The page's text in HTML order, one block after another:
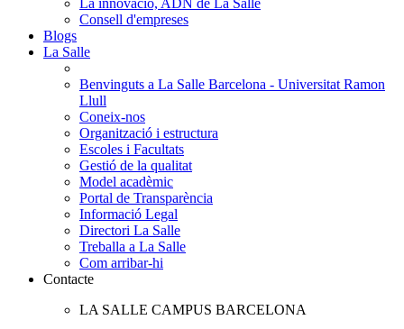
La innovació, ADN de La Salle
Consell d'empreses
Blogs
La Salle
Benvinguts a La Salle Barcelona - Universitat Ramon
Llull
Coneix-nos
Organització i estructura
Escoles i Facultats
Gestió de la qualitat
Model acadèmic
Portal de Transparència
Informació Legal
Directori La Salle
Treballa a La Salle
Com arribar-hi
Contacte
LA SALLE CAMPUS BARCELONA